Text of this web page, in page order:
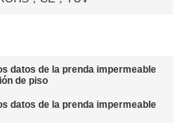
datos de la prenda impermeable
de piso
datos de la prenda impermeable